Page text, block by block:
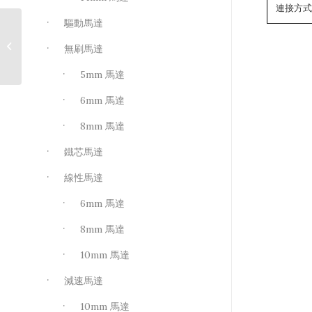
連接方式
驅動馬達
無刷馬達
5mm 馬達
6mm 馬達
8mm 馬達
鐵芯馬達
線性馬達
6mm 馬達
8mm 馬達
10mm 馬達
減速馬達
10mm 馬達
接器壓接端子)